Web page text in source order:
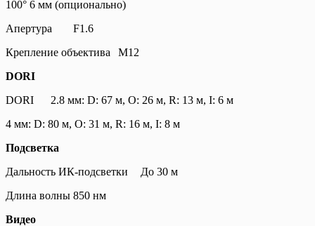
100° 6 мм (опционально)
Апертура
F1.6
Крепление объектива
M12
DORI
DORI
2.8 мм: D: 67 м, O: 26 м, R: 13 м, I: 6 м
4 мм: D: 80 м, O: 31 м, R: 16 м, I: 8 м
Подсветка
Дальность ИК-подсветки
До 30 м
Длина волны 850 нм
Видео